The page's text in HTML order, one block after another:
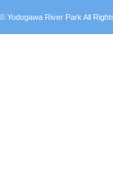
Yodogawa River Park All